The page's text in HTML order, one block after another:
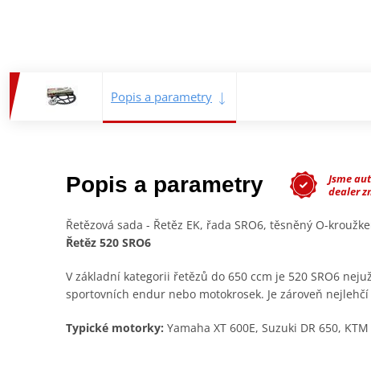
Popis a parametry
Popis a parametry
Jsme
dealer
Řetězová sada - Řetěz EK, řada SRO6, těsněný O-
Řetěz 520 SRO6
V základní kategorii řetězů do 650 ccm je 520 SRO6
sportovních endur nebo motokrosek. Je zároveň
Typické motorky: Yamaha XT 600E, Suzuki DR 650,